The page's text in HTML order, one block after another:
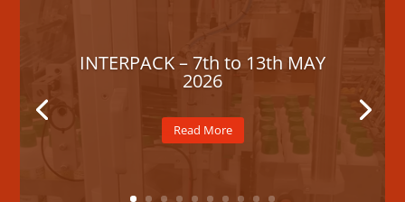
INTERPACK – 7th to 13th MAY
2026
Read More